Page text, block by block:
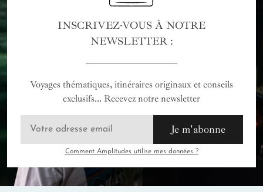
INSCRIVEZ-VOUS À NOTRE
NEWSLETTER :
Voyages thématiques, itinéraires originaux et conseils
exclusifs... Recevez notre newsletter
Je m'abonne
Comment Amplitudes utilise mes données ?